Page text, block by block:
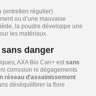
(entretien régulier)
ou d’une mauvaise
la poudre développe une
les matériaux.
danger
AXA Bio Can+ estsans
corrosion ni dégagements
réseau d’assainissement
déséquilibrer la flore